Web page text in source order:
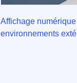
Affichage
environnements